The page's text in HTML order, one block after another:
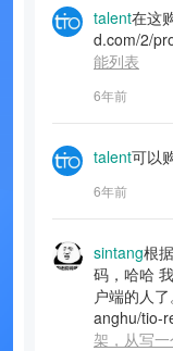
talent在这
d.com/2/
能列表
6年前
talent可以
6年前
sintang根
码，哈哈
户端的人
anghu/tio-
架，从写